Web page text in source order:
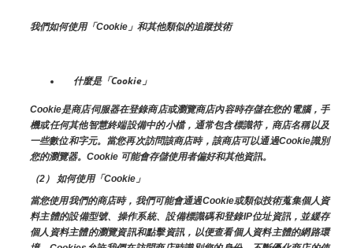
我們如何使用「Cookie」和其他類似的追蹤技術
什麼是「Cookie」
Cookie是商店伺服器在登錄商店或瀏覽商店內容時存儲在您的電腦，手
機或任何其他智慧終端設備中的小檔，通常包含標識符，商店名稱以及
一些數位和字元。當您再次訪問該商店時，該商店可以通過Cookie識別
您的瀏覽器。Cookie 可能會存儲使用者偏好和其他資訊。
（2） 如何使用「Cookie」
當您使用我們的商店時，我們可能會通過Cookie或類似技術蒐集個人資
料主體的設備型號、操作系統、設備標識碼和登錄IP位址資訊，並緩存
個人資料主體的瀏覽資訊和點擊資訊，以便查看個人資料主體的網路環